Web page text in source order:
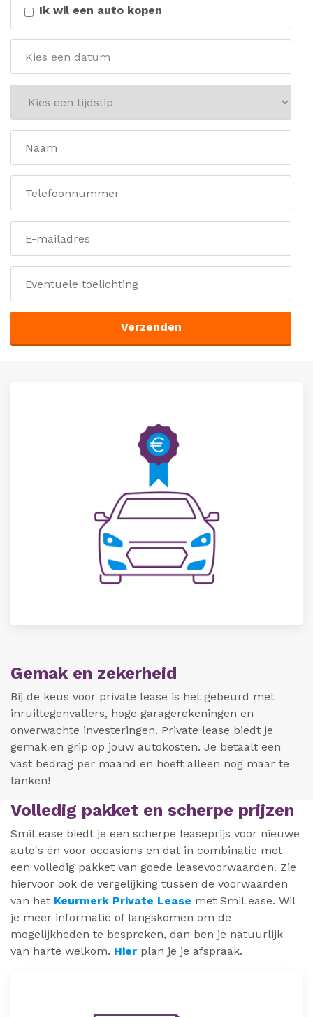
Ik wil een auto kopen
Verzenden
Gemak en zekerheid
Bij de keus voor private lease is het gebeurd met
inruiltegenvallers, hoge garagerekeningen en
onverwachte investeringen. Private lease biedt je
gemak en grip op jouw autokosten. Je betaalt een
vast bedrag per maand en hoeft alleen nog maar te
tanken!
Volledig pakket en scherpe prijzen
SmiLease biedt je een scherpe leaseprijs voor nieuwe
auto's én voor occasions en dat in combinatie met
een volledig pakket van goede leasevoorwaarden. Zie
hiervoor ook de vergelijking tussen de voorwaarden
van het Keurmerk Private Lease met SmiLease. Wil
je meer informatie of langskomen om de
mogelijkheden te bespreken, dan ben je natuurlijk
van harte welkom. Hier plan je je afspraak.